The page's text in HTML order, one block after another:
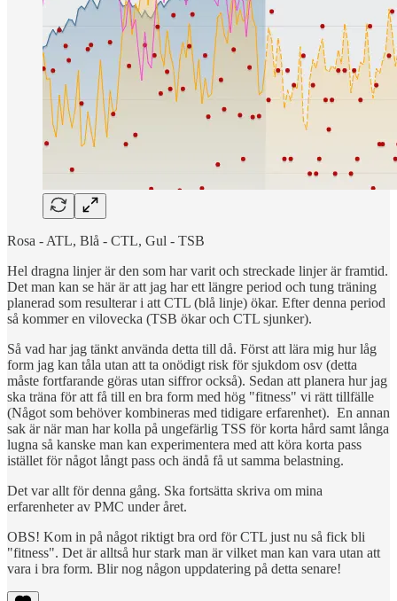
Rosa - ATL, Blå - CTL, Gul - TSB
Hel dragna linjer är den som har varit och streckade linjer är framtid.
Det man kan se här är att jag har ett längre period och tung träning
planerad som resulterar i att CTL (blå linje) ökar. Efter denna period
så kommer en vilovecka (TSB ökar och CTL sjunker).
Så vad har jag tänkt använda detta till då. Först att lära mig hur låg
form jag kan tåla utan att ta onödigt risk för sjukdom osv (detta
måste fortfarande göras utan siffror också). Sedan att planera hur jag
ska träna för att få till en bra form med hög "fitness" vi rätt tillfälle
(Något som behöver kombineras med tidigare erfarenhet). En annan
sak är när man har kolla på ungefärlig TSS för korta hård samt långa
lugna så kanske man kan experimentera med att köra korta pass
istället för något långt pass och ändå få ut samma belastning.
Det var allt för denna gång. Ska fortsätta skriva om mina
erfarenheter av PMC under året.
OBS! Kom in på något riktigt bra ord för CTL just nu så fick bli
"fitness". Det är alltså hur stark man är vilket man kan vara utan att
vara i bra form. Blir nog någon uppdatering på detta senare!